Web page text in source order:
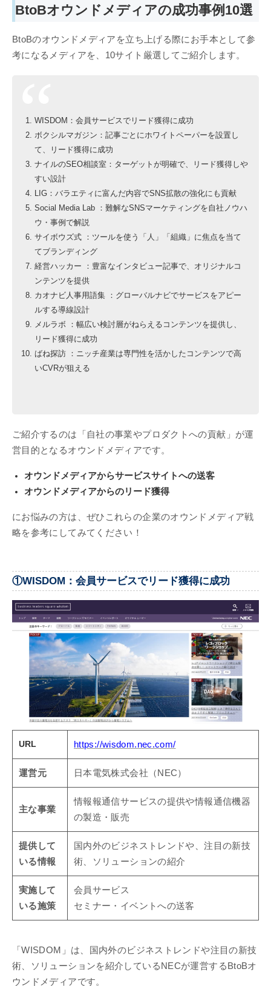
BtoBオウンドメディアの成功事例10選
BtoBのオウンドメディアを立ち上げる際にお手本として参
考になるメディアを、10サイト厳選してご紹介します。
WISDOM：会員サービスでリード獲得に成功
ボクシルマガジン：記事ごとにホワイトペーパーを設置し
て、リード獲得に成功
ナイルのSEO相談室：ターゲットが明確で、リード獲得しや
すい設計
LIG：バラエティに富んだ内容でSNS拡散の強化にも貢献
Social Media Lab ：難解なSNSマーケティングを自社ノウハ
ウ・事例で解説
サイボウズ式 ：ツールを使う「人」「組織」に焦点を当て
てブランディング
経営ハッカー ：豊富なインタビュー記事で、オリジナルコ
ンテンツを提供
カオナビ人事用語集 ：グローバルナビでサービスをアピー
ルする導線設計
メルラボ ：幅広い検討層がねらえるコンテンツを提供し、
リード獲得に成功
ばね探訪 ：ニッチ産業は専門性を活かしたコンテンツで高
いCVRが狙える
ご紹介するのは「自社の事業やプロダクトへの貢献」が運
営目的となるオウンドメディアです。
オウンドメディアからサービスサイトへの送客
オウンドメディアからのリード獲得
にお悩みの方は、ぜひこれらの企業のオウンドメディア戦
略を参考にしてみてください！
①WISDOM：会員サービスでリード獲得に成功
URL https://wisdom.nec.com/
運営元 日本電気株式会社（NEC）
主な事業
情報報通信サービスの提供や情報通信機器
の製造・販売
提供して
いる情報
国内外のビジネストレンドや、注目の新技
術、ソリューションの紹介
実施して
いる施策
会員サービス
セミナー・イベントへの送客
「WISDOM」は、国内外のビジネストレンドや注目の新技
術、ソリューションを紹介しているNECが運営するBtoBオ
ウンドメディアです。